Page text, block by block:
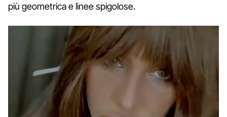
più geometrica e linee spigolose.